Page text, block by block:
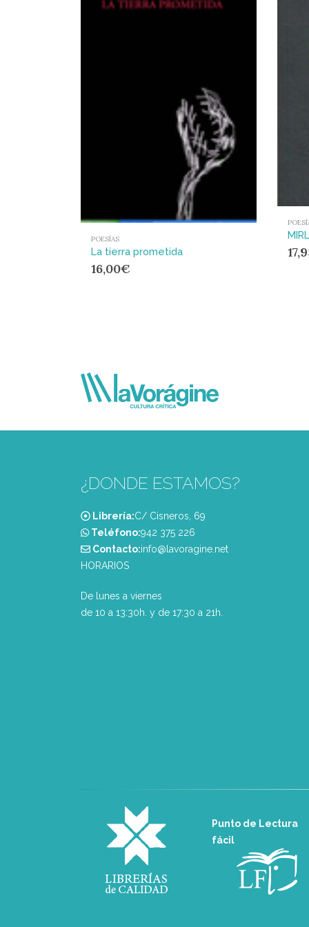
POESÍAS
La tierra prometida
16,00€
¿DONDE ESTAMOS?
Librería:C/ Cisneros, 69
Teléfono:‭942 375 226‬
Contacto:info@lavoragine.net
HORARIOS
De lunes a viernes
de 10 a 13:30h. y de 17:30 a 21h.
Punto de Lectura
fácil